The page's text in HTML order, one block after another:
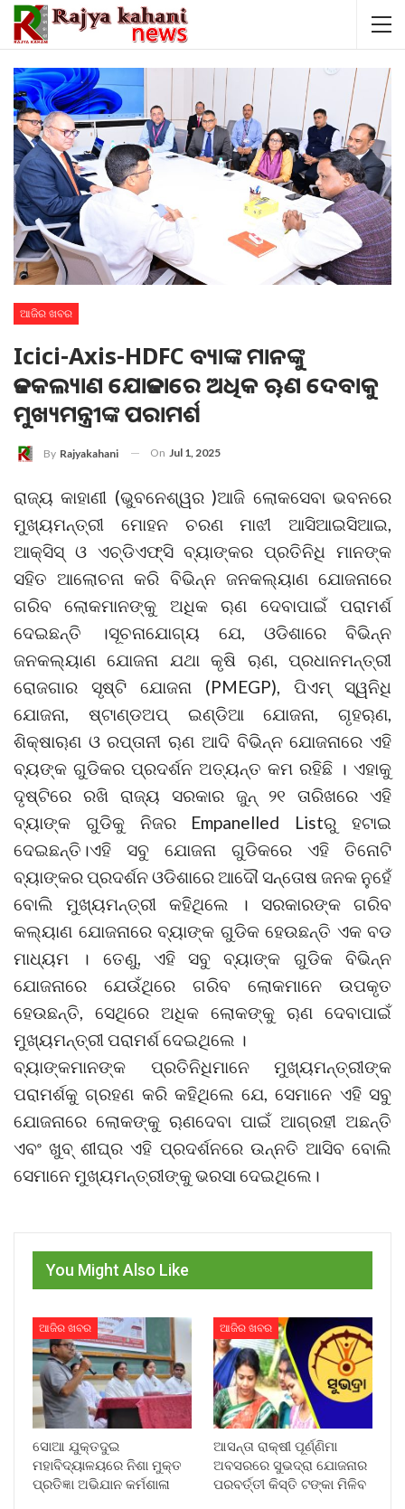
ଆଜିର ଖବର
Icici-Axis-HDFC ବ୍ୟାଙ୍କ ମାନଙ୍କୁ
ଜନକଲ୍ୟାଣ ଯୋଜନାରେ ଅଧିକ ୠଣ ଦେବାକୁ
ମୁଖ୍ୟମନ୍ତ୍ରୀଙ୍କ ପରାମର୍ଶ
By Rajyakahani On Jul 1, 2025
ରାଜ୍ୟ କାହାଣୀ (ଭୁବନେଶ୍ୱର )ଆଜି ଲୋକସେବା ଭବନରେ
ମୁଖ୍ୟମନ୍ତ୍ରୀ ମୋହନ ଚରଣ ମାଝୀ ଆସିଆଇସିଆଇ,
ଆକ୍ସିସ୍ ଓ ଏଚ୍‌ଡିଏଫ୍‌ସି ବ୍ୟାଙ୍କର ପ୍ରତିନିଧି ମାନଙ୍କ
ସହିତ ଆଲୋଚନା କରି ବିଭିନ୍ନ ଜନକଲ୍ୟାଣ ଯୋଜନାରେ
ଗରିବ ଲୋକମାନଙ୍କୁ ଅଧିକ ୠଣ ଦେବାପାଇଁ ପରାମର୍ଶ
ଦେଇଛନ୍ତି ।ସୂଚନାଯୋଗ୍ୟ ଯେ, ଓଡିଶାରେ ବିଭିନ୍ନ
ଜନକଲ୍ୟାଣ ଯୋଜନା ଯଥା କୃଷି ୠଣ, ପ୍ରଧାନମନ୍ତ୍ରୀ
ରୋଜଗାର ସୃଷ୍ଟି ଯୋଜନା (PMEGP), ପିଏମ୍ ସ୍ୱନିଧି
ଯୋଜନା, ଷ୍ଟାଣ୍ଡଅପ୍ ଇଣ୍ଡିଆ ଯୋଜନା, ଗୃହୠଣ,
ଶିକ୍ଷାୠଣ ଓ ରପ୍ତାନୀ ୠଣ ଆଦି ବିଭିନ୍ନ ଯୋଜନାରେ ଏହି
ବ୍ୟଙ୍କ ଗୁଡିକର ପ୍ରଦର୍ଶନ ଅତ୍ୟନ୍ତ କମ ରହିଛି । ଏହାକୁ
ଦୃଷ୍ଟିରେ ରଖି ରାଜ୍ୟ ସରକାର ଜୁନ୍ ୨୧ ତାରିଖରେ ଏହି
ବ୍ୟାଙ୍କ ଗୁଡିକୁ ନିଜର Empanelled Listରୁ ହଟାଇ
ଦେଇଛନ୍ତି।ଏହି ସବୁ ଯୋଜନା ଗୁଡିକରେ ଏହି ତିନୋଟି
ବ୍ୟାଙ୍କର ପ୍ରଦର୍ଶନ ଓଡିଶାରେ ଆଦୌ ସନ୍ତୋଷ ଜନକ ନୁହେଁ
ବୋଲି ମୁଖ୍ୟମନ୍ତ୍ରୀ କହିଥିଲେ । ସରକାରଙ୍କ ଗରିବ
କଲ୍ୟାଣ ଯୋଜନାରେ ବ୍ୟାଙ୍କ ଗୁଡିକ ହେଉଛନ୍ତି ଏକ ବଡ
ମାଧ୍ୟମ । ତେଣୁ, ଏହି ସବୁ ବ୍ୟାଙ୍କ ଗୁଡିକ ବିଭିନ୍ନ
ଯୋଜନାରେ ଯେଉଁଥିରେ ଗରିବ ଲୋକମାନେ ଉପକୃତ
ହେଉଛନ୍ତି, ସେଥିରେ ଅଧିକ ଲୋକଙ୍କୁ ୠଣ ଦେବାପାଇଁ
ମୁଖ୍ୟମନ୍ତ୍ରୀ ପରାମର୍ଶ ଦେଇଥିଲେ ।
ବ୍ୟାଙ୍କମାନଙ୍କ ପ୍ରତିନିଧିମାନେ ମୁଖ୍ୟମନ୍ତ୍ରୀଙ୍କ
ପରାମର୍ଶକୁ ଗ୍ରହଣ କରି କହିଥିଲେ ଯେ, ସେମାନେ ଏହି ସବୁ
ଯୋଜନାରେ ଲୋକଙ୍କୁ ୠଣଦେବା ପାଇଁ ଆଗ୍ରହୀ ଅଛନ୍ତି
ଏବଂ ଖୁବ୍ ଶୀଘ୍ର ଏହି ପ୍ରଦର୍ଶନରେ ଉନ୍ନତି ଆସିବ ବୋଲି
ସେମାନେ ମୁଖ୍ୟମନ୍ତ୍ରୀଙ୍କୁ ଭରସା ଦେଇଥିଲେ।
You Might Also Like
ଆଜିର ଖବର
ସୋଆ ଯୁକ୍ତଦୁଇ
ମହାବିଦ୍ୟାଳୟରେ ନିଶା ମୁକ୍ତ
ପ୍ରତିଜ୍ଞା ଅଭିଯାନ କର୍ମଶାଳା
ଆଜିର ଖବର
ଆସନ୍ତା ରାକ୍ଷୀ ପୂର୍ଣ୍ଣିମା
ଅବସରରେ ସୁଭଦ୍ରା ଯୋଜନାର
ପରବର୍ତ୍ତୀ କିସ୍ତି ଟଙ୍କା ମିଳିବ